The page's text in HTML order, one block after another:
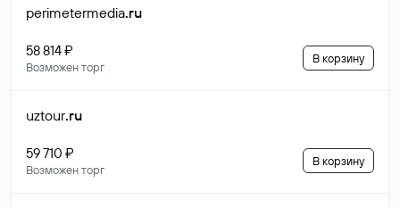
perimetermedia.ru
58 814 ₽
Возможен торг
В корзину
uztour.ru
59 710 ₽
Возможен торг
В корзину